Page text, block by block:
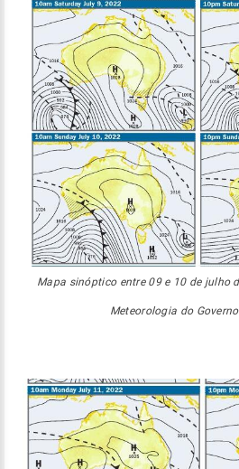
Mapa sinóptico entre 09 e 10 de julho
Meteorologia do